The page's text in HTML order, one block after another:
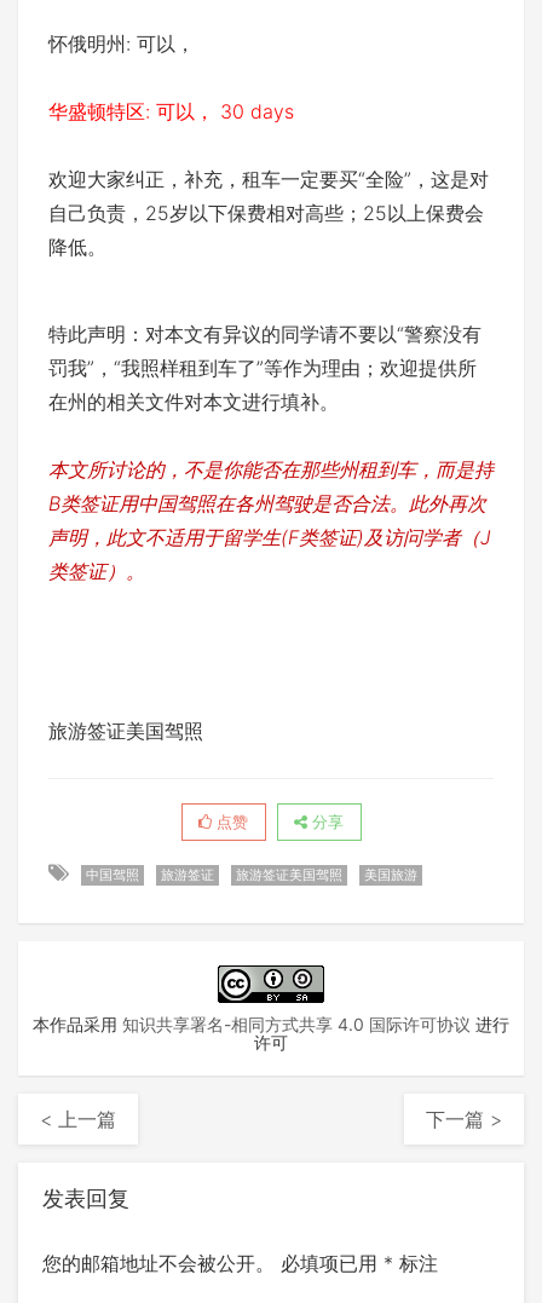
怀俄明州: 可以，
华盛顿特区: 可以， 30 days
欢迎大家纠正，补充，租车一定要买“全险”，这是对
自己负责，25岁以下保费相对高些；25以上保费会
降低。
特此声明：对本文有异议的同学请不要以“警察没有
罚我”，“我照样租到车了”等作为理由；欢迎提供所
在州的相关文件对本文进行填补。
本文所讨论的，不是你能否在那些州租到车，而是持
B类签证用中国驾照在各州驾驶是否合法。此外再次
声明，此文不适用于留学生(F类签证)及访问学者（J
类签证）。
旅游签证美国驾照
点赞 分享
中国驾照 旅游签证 旅游签证美国驾照 美国旅游
本作品采用 知识共享署名-相同方式共享 4.0 国际许可协议 进行
许可
< 上一篇 下一篇 >
发表回复
您的邮箱地址不会被公开。 必填项已用 * 标注